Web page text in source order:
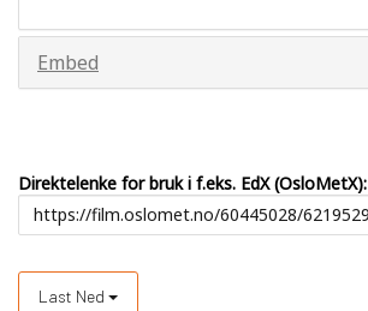
Embed
Direktelenke for bruk i f.eks. EdX (OsloMetX):
Last Ned